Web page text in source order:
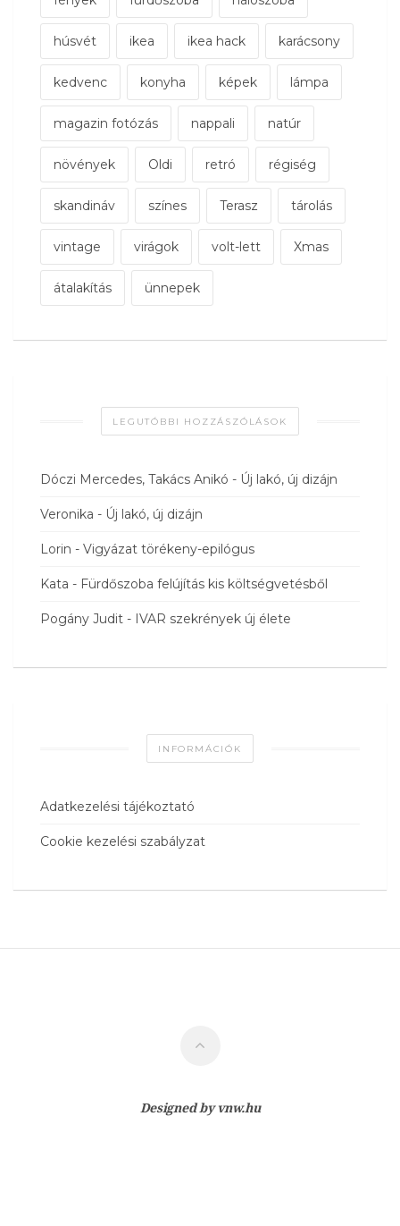
húsvét ikea ikea hack karácsony
kedvenc konyha képek lámpa
magazin fotózás nappali natúr
növények Oldi retró régiség
skandináv színes Terasz tárolás
vintage virágok volt-lett Xmas
átalakítás ünnepek
LEGUTÓBBI HOZZÁSZÓLÁSOK
Dóczi Mercedes, Takács Anikó - Új lakó, új dizájn
Veronika - Új lakó, új dizájn
Lorin - Vigyázat törékeny-epilógus
Kata - Fürdőszoba felújítás kis költségvetésből
Pogány Judit - IVAR szekrények új élete
INFORMÁCIÓK
Adatkezelési tájékoztató
Cookie kezelési szabályzat
Designed byvnw.hu